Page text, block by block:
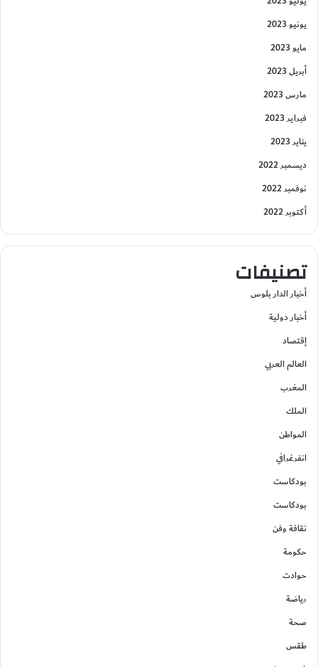
يونيو 2023
مايو 2023
أبريل 2023
مارس 2023
فبراير 2023
يناير 2023
ديسمبر 2022
نوفمبر 2022
أكتوبر 2022
تصنيفات
أخبار الدار بلوس
أخبار دولية
إقتصاد
العالم العربي
المغرب
الملك
المواطن
انفرغرافي
بودكاست
بودكاست
ثقافة وفن
حكومة
حوادت
رياضة
صحة
طقس